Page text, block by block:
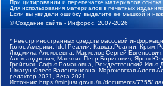
При цитировании и перепечатке материалов
Для использования материалов в печатных
Если вы увидели ошибку, выделите ее мышкой и
©Создание сайта - Инфорос, 2007-2026
* Реестр иностранных средств массовой
Голос Америки, Idel.Реалии, Кавказ.Реалии,
Людмила Алексеевна, Маркелов Сергей
Александрович, Маняхин Петр Борисович, Ярош
Гройсман Софья Романовна, Рождественский Илья
Шмагун Олеся Валентиновна, Мароховская Алеся
редактор 2021, Вега 2021
Источник: https://minjust.gov.ru/ru/documents/7755/